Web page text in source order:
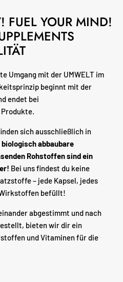
FUEL YOUR MIND!
Umgang mit der UMWELT im
beginnt mit der
endet bei
sich ausschließlich in
biologisch abbaubare
Rohstoffen sind ein
Bei uns findest du keine
– jede Kapsel, jedes
befüllt!
abgestimmt und nach
bieten wir dir ein
und Vitaminen für die